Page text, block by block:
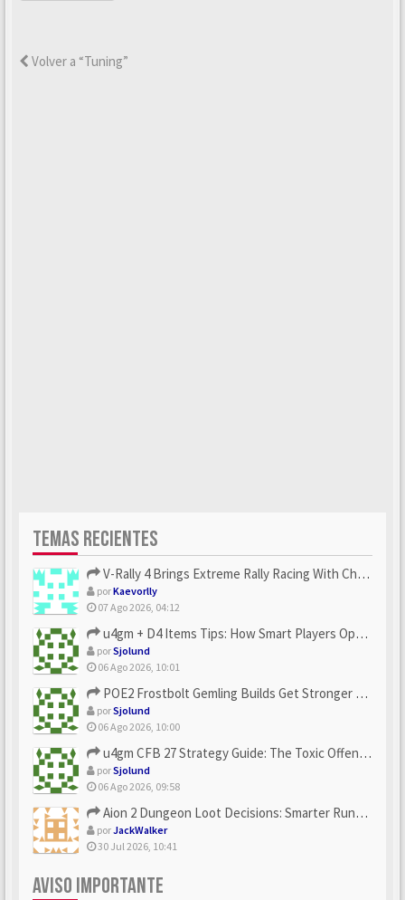
Volver a “Tuning”
TEMAS RECIENTES
V-Rally 4 Brings Extreme Rally Racing With Challenging Track...
porKaevorlly
07 Ago 2026, 04:12
u4gm + D4 Items Tips: How Smart Players Optimize Gear, Build...
porSjolund
06 Ago 2026, 10:01
POE2 Frostbolt Gemling Builds Get Stronger With u4gm’s Ice C...
porSjolund
06 Ago 2026, 10:00
u4gm CFB 27 Strategy Guide: The Toxic Offensive Scheme Your ...
porSjolund
06 Ago 2026, 09:58
Aion 2 Dungeon Loot Decisions: Smarter Runs With U4N
porJackWalker
30 Jul 2026, 10:41
AVISO IMPORTANTE